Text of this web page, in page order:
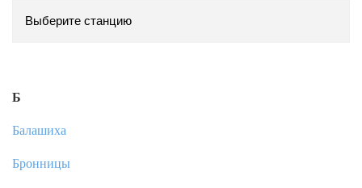
Б
Балашиха
Бронницы